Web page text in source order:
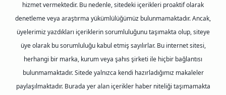
hizmet vermektedir. Bu nedenle, sitedeki içerikleri proaktif olarak
denetleme veya araştırma yükümlülüğümüz bulunmamaktadır. Ancak,
üyelerimiz yazdıkları içeriklerin sorumluluğunu taşımakta olup, siteye
üye olarak bu sorumluluğu kabul etmiş sayılırlar. Bu internet sitesi,
herhangi bir marka, kurum veya şahıs şirketi ile hiçbir bağlantısı
bulunmamaktadır. Sitede yalnızca kendi hazırladığımız makaleler
paylaşılmaktadır. Burada yer alan içerikler haber niteliği taşımamakta